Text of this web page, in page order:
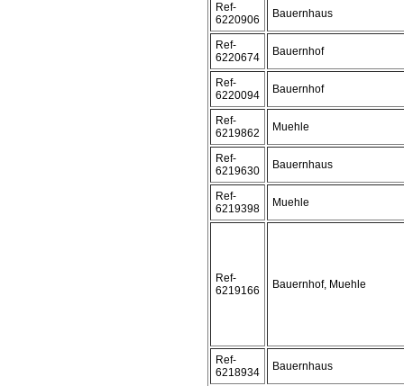
Ref-
6220906
Bauernhaus
Ref-
6220674
Bauernhof
Ref-
6220094
Bauernhof
Ref-
6219862
Muehle
Ref-
6219630
Bauernhaus
Ref-
6219398
Muehle
Ref-
6219166
Bauernhof, Muehle
Ref-
6218934
Bauernhaus